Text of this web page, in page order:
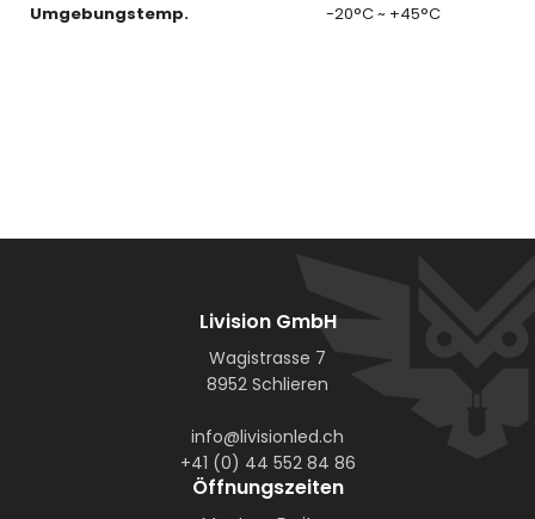
Umgebungstemp.
-20°C ~ +45°C
Livision GmbH
Wagistrasse 7
8952 Schlieren
info@livisionled.ch
+41 (0) 44 552 84 86
Öffnungszeiten